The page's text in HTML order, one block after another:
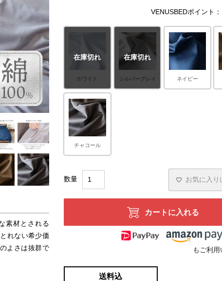
素材とされる
れない希少価
よさは抜群で
VENUSBEDポイント：
ホワイト
在庫切れ
シルバーグレイ
在庫切れ
ネイビー
チャコール
お気に入り
カートに入れる
もご利
送料込